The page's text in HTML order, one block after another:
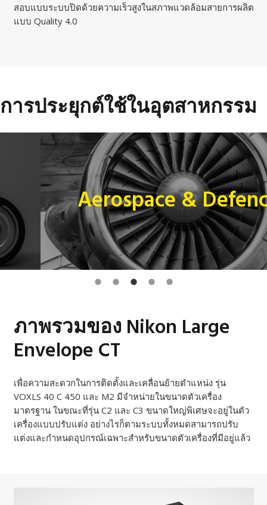
สอบแบบระบบปิดด้วยความเร็วสูงในสภาพแวดล้อมสายการผลิต
แบบ Quality 4.0
การประยุกต์ใช้ในอุตสาหกรรม
Aerospace & Defence
ภาพรวมของ Nikon Large
Envelope CT
เพื่อความสะดวกในการติดตั้งและเคลื่อนย้ายตำแหน่ง รุ่น
VOXLS 40 C 450 และ M2 มีจำหน่ายในขนาดตัวเครื่อง
มาตรฐาน ในขณะที่รุ่น C2 และ C3 ขนาดใหญ่พิเศษจะอยู่ในตัว
เครื่องแบบปรับแต่ง อย่างไรก็ตามระบบทั้งหมดสามารถปรับ
แต่งและกำหนดอุปกรณ์เฉพาะสำหรับขนาดตัวเครื่องที่มีอยู่แล้ว